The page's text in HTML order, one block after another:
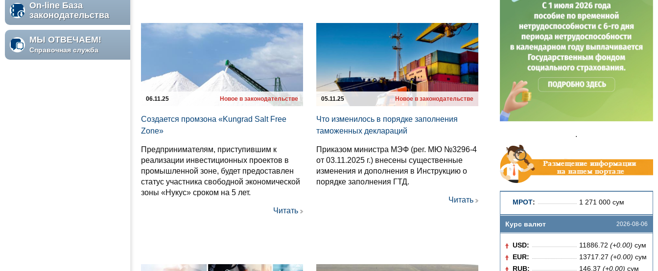
On-line База
законодательства
МЫ ОТВЕЧАЕМ!
Справочная служба
06.11.25 Новое в законодательстве
Создается промзона «Kungrad Salt Free
Zone»
Предпринимателям, приступившим к
реализации инвестиционных проектов в
промышленной зоне, будет предоставлен
статус участника свободной экономической
зоны «Нукус» сроком на 5 лет.
Читать
05.11.25 Новое в законодательстве
Что изменилось в порядке заполнения
таможенных деклараций
Приказом министра МЭФ (рег. МЮ №3296-4
от 03.11.2025 г.) внесены существенные
изменения и дополнения в Инструкцию о
порядке заполнения ГТД.
Читать
.
МРОТ: 1 271 000 сум
Курс валют 2026-08-06
USD: 11886.72 (+0.00) сум
EUR:
13717.27 (+0.00) сум
RUB:
146.37 (+0.00) сум